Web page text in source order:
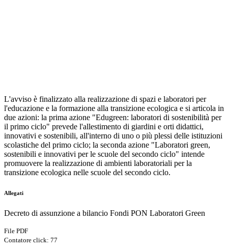
L'avviso è finalizzato alla realizzazione di spazi e laboratori per
l'educazione e la formazione alla transizione ecologica e si articola in
due azioni: la prima azione "Edugreen: laboratori di sostenibilità per
il primo ciclo" prevede l'allestimento di giardini e orti didattici,
innovativi e sostenibili, all'interno di uno o più plessi delle istituzioni
scolastiche del primo ciclo; la seconda azione "Laboratori green,
sostenibili e innovativi per le scuole del secondo ciclo" intende
promuovere la realizzazione di ambienti laboratoriali per la
transizione ecologica nelle scuole del secondo ciclo.
Allegati
Decreto di assunzione a bilancio Fondi PON Laboratori Green
File PDF
Contatore click: 77